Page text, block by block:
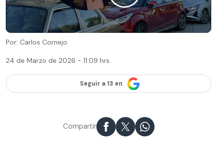
Por: Carlos Cornejo
24 de Marzo de 2026 - 11:09 hrs.
Seguir a 13 en
Compartir